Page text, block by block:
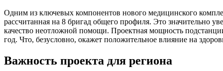
Одним из ключевых компонентов нового медицинского
рассчитанная на 8 бригад общего профиля. Это значительно
качество неотложной помощи. Проектная мощность
год. Что, безусловно, окажет положительное влияние на
Важность проекта для региона